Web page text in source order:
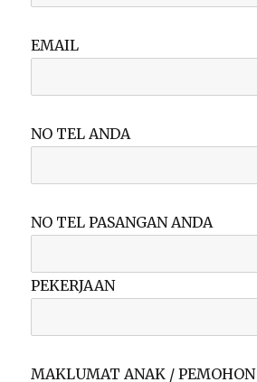
EMAIL
NO TEL ANDA
NO TEL PASANGAN ANDA
PEKERJAAN
MAKLUMAT ANAK / PEMOHON